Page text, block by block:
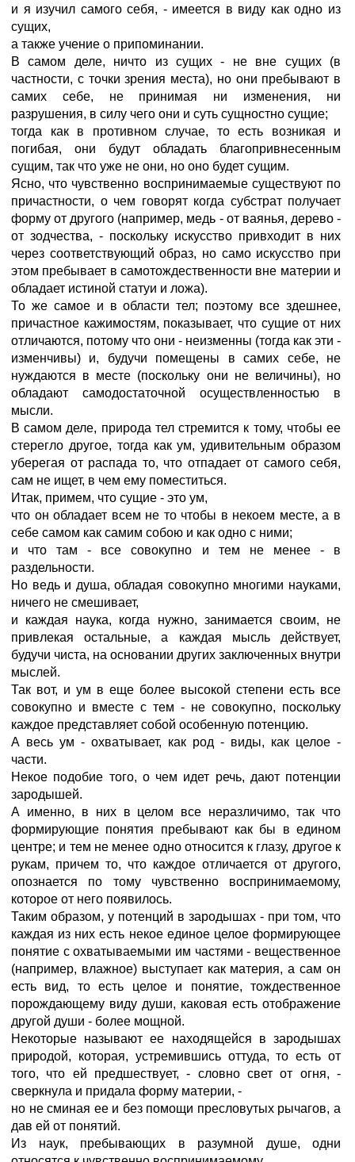
и я изучил самого себя, - имеется в виду как одно из
сущих,
а также учение о припоминании.
В самом деле, ничто из сущих - не вне сущих (в
частности, с точки зрения места), но они пребывают в
самих себе, не принимая ни изменения, ни
разрушения, в силу чего они и суть сущностно сущие;
тогда как в противном случае, то есть возникая и
погибая, они будут обладать благопривнесенным
сущим, так что уже не они, но оно будет сущим.
Ясно, что чувственно воспринимаемые существуют по
причастности, о чем говорят когда субстрат получает
форму от другого (например, медь - от ваянья, дерево -
от зодчества, - поскольку искусство привходит в них
через соответствующий образ, но само искусство при
этом пребывает в самотождественности вне материи и
обладает истиной статуи и ложа).
То же самое и в области тел; поэтому все здешнее,
причастное кажимостям, показывает, что сущие от них
отличаются, потому что они - неизменны (тогда как эти -
изменчивы) и, будучи помещены в самих себе, не
нуждаются в месте (поскольку они не величины), но
обладают самодостаточной осуществленностью в
мысли.
В самом деле, природа тел стремится к тому, чтобы ее
стерегло другое, тогда как ум, удивительным образом
уберегая от распада то, что отпадает от самого себя,
сам не ищет, в чем ему поместиться.
Итак, примем, что сущие - это ум,
что он обладает всем не то чтобы в некоем месте, а в
себе самом как самим собою и как одно с ними;
и что там - все совокупно и тем не менее - в
раздельности.
Но ведь и душа, обладая совокупно многими науками,
ничего не смешивает,
и каждая наука, когда нужно, занимается своим, не
привлекая остальные, а каждая мысль действует,
будучи чиста, на основании других заключенных внутри
мыслей.
Так вот, и ум в еще более высокой степени есть все
совокупно и вместе с тем - не совокупно, поскольку
каждое представляет собой особенную потенцию.
А весь ум - охватывает, как род - виды, как целое -
части.
Некое подобие того, о чем идет речь, дают потенции
зародышей.
А именно, в них в целом все неразличимо, так что
формирующие понятия пребывают как бы в едином
центре; и тем не менее одно относится к глазу, другое к
рукам, причем то, что каждое отличается от другого,
опознается по тому чувственно воспринимаемому,
которое от него появилось.
Таким образом, у потенций в зародышах - при том, что
каждая из них есть некое единое целое формирующее
понятие с охватываемыми им частями - вещественное
(например, влажное) выступает как материя, а сам он
есть вид, то есть целое и понятие, тождественное
порождающему виду души, каковая есть отображение
другой души - более мощной.
Некоторые называют ее находящейся в зародышах
природой, которая, устремившись оттуда, то есть от
того, что ей предшествует, - словно свет от огня, -
сверкнула и придала форму материи, -
но не сминая ее и без помощи пресловутых рычагов, а
дав ей от понятий.
Из наук, пребывающих в разумной душе, одни